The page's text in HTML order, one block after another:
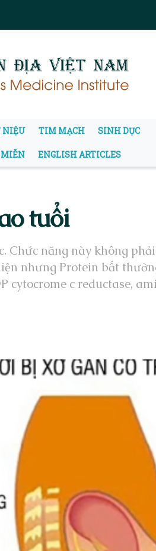
NIỆU TIM MẠCH SINH DỤC
ENGLISH ARTICLES
tuổi
Chức năng này không
nhưng Protein bất
cytocrome c reductase,